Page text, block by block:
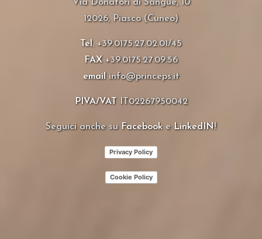
Via Donatori di Sangue, 10
12026, Piasco (Cuneo)
Tel. +39.0175.27.02.01/45
FAX+39.0175.27.09.56
email info@princeps.it
PIVA/VATIT02267950042
Seguici anche su Facebooke LinkedIN!
Privacy Policy
Cookie Policy